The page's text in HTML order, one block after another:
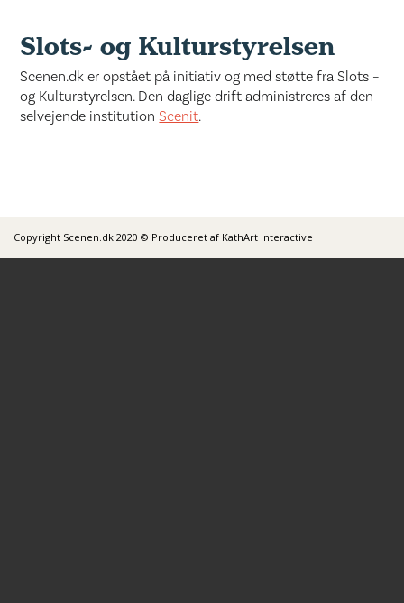
Slots- og Kulturstyrelsen
Scenen.dk er opstået på initiativ og med støtte fra Slots –
og Kulturstyrelsen. Den daglige drift administreres af den
selvejende institutionScenit.
Copyright Scenen.dk 2020 © Produceret af KathArt Interactive